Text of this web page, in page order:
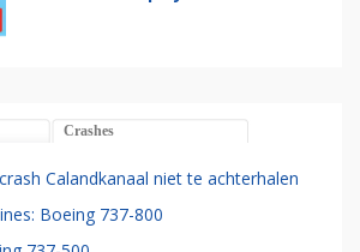
Crashes
Calandkanaal niet te achterhalen
Boeing 737-800